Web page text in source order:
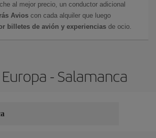
al mejor precio, un conductor adicional
Avios con cada alquiler que luego
billetes de avión y experiencias de ocio.
- Salamanca